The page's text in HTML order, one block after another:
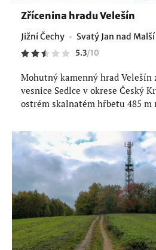
Zřícenina hradu Velešín
Jižní Čechy Svatý Jan nad Malší
5.3/10
Mohutný kamenný hrad Velešín
vesnice Sedlce v okrese Český
ostrém skalnatém hřbetu 485 m